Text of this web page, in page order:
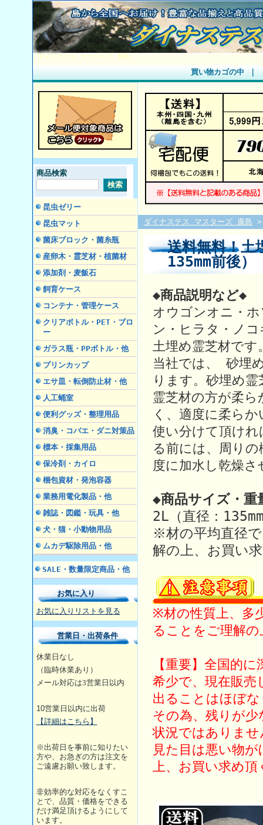
ダイナステス マスターズ 廣島
買い物カゴの中
商品検索
昆虫ゼリー
昆虫マット
菌床ブロック・菌糸瓶
産卵木・霊芝材・植菌材
添加剤・麦飯石
飼育ケース
コンテナ・管理ケース
クリアボトル・PET・ブロ
ー
ガラス瓶・PPボトル・他
プリンカップ
エサ皿・転倒防止材・他
人工蛹室
便利グッズ・整理用品
消臭・コバエ・ダニ対策品
標本・採集用品
保冷剤・カイロ
梱包資材・発泡容器
業務用電化製品・他
雑誌・図鑑・玩具・他
犬・猫・小動物用品
ムカデ駆除用品・他
SALE・数量限定商品・他
お気に入り
お気に入りリストを見る
営業日・出荷条件
休業日なし
（臨時休業あり）
メール対応は3営業日 以内
10営業日以内に出荷
【詳細はこちら】
※出荷日を事前に知りたい
方や、お急ぎの方は注文を
ご遠慮お願い致します。
非効率的な対応をなくすこ
とで、品質・価格をできる
だけ満足頂けるようにして
います。
ダイナステス マスターズ 廣島
送料無料！土
135mm前後
◆商品説明など◆
オウゴンオニ・
ン・ヒラタ・ノ
土埋め霊芝材です
当社では、 砂埋
ります。砂埋め
霊芝材の方が柔
く、適度に柔ら
使い分けて頂け
る前には、周り
度に加水し乾燥
◆商品サイズ・重
2L（直径：
※材の平均直径
解の上、お買い
※材の性質上、多
ることをご理解
【重要】全国的
希少で、現在販売
出ることはほぼ
その為、残りが
状況ではありま
見た目は悪い物
上、お買い求め